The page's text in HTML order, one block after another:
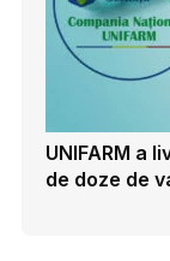
UNIFARM a
de doze de